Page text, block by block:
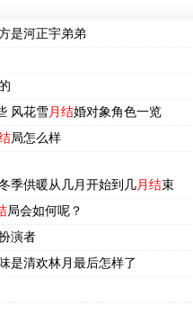
是河正宇弟弟
风花雪月结婚对象角色一览
局怎么样
季供暖从几月开始到几月结束
局会如何呢？
演者
是清欢林月最后怎样了